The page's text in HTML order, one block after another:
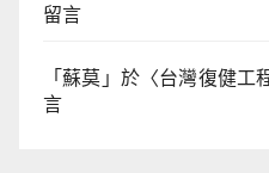
留言
「蘇莫 」於〈台灣復健工
言